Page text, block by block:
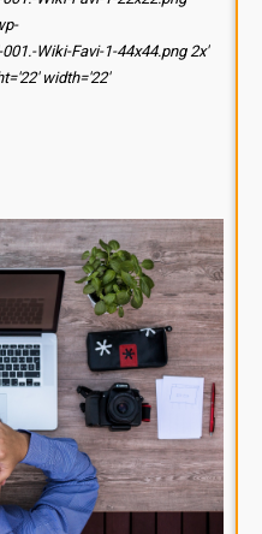
Wiki-Favi-1-44x44.png 2x'
width='22'